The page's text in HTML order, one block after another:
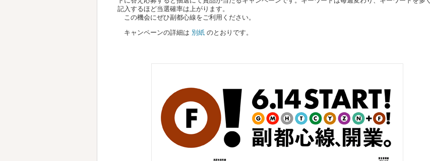
記入するほど当選確率は上がります。
この機会にぜひ副都心線をご利用ください。
キャンペーンの詳細は 別紙 のとおりです。